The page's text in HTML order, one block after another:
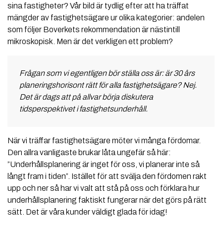
sina fastigheter? Vår bild är tydlig efter att ha träffat
mängder av fastighetsägare ur olika kategorier: andelen
som följer Boverkets rekommendation är nästintill
mikroskopisk. Men är det verkligen ett problem?
Frågan som vi egentligen bör ställa oss är: är 30 års
planeringshorisont rätt för alla fastighetsägare? Nej.
Det är dags att på allvar börja diskutera
tidsperspektivet i fastighetsunderhåll.
När vi träffar fastighetsägare möter vi många fördomar.
Den allra vanligaste brukar låta ungefär så här:
”Underhållsplanering är inget för oss, vi planerar inte så
långt fram i tiden”. Istället för att svälja den fördomen rakt
upp och ner så har vi valt att stå på oss och förklara hur
underhållsplanering faktiskt fungerar när det görs på rätt
sätt. Det är våra kunder väldigt glada för idag!